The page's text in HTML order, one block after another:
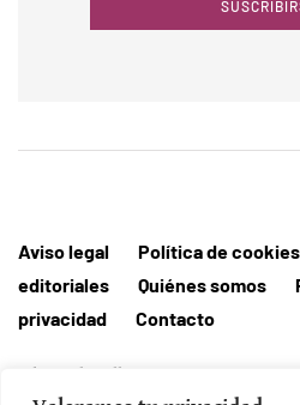
Aviso legal Política de cookies
editoriales
Quiénes somos
privacidad
Contacto
Editorial MallorcaHora